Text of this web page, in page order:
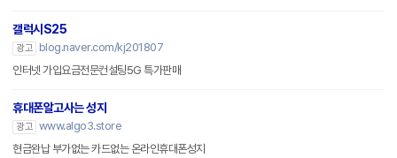
갤럭시S25
광고
blog.naver.com/kj201807
인터넷 가입요금전문컨설팅5G 특가판매
휴대폰알고사는 성지
광고 www.algo3.store
현금완납 부가없는 카드없는 온라인휴대폰성지